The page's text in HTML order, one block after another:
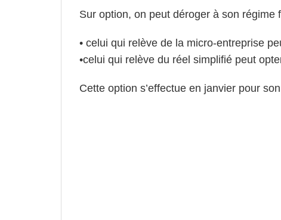
Sur option, on peut déroger à son
• celui qui relève de la micro-entreprise
•celui qui relève du réel simplifié peut
Cette option s’effectue en janvier pour